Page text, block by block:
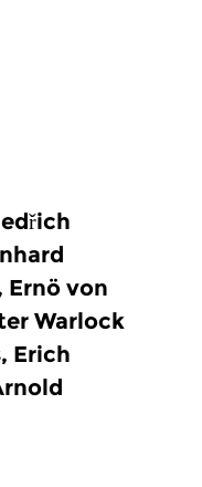
Ernö von
Warlock
Erich